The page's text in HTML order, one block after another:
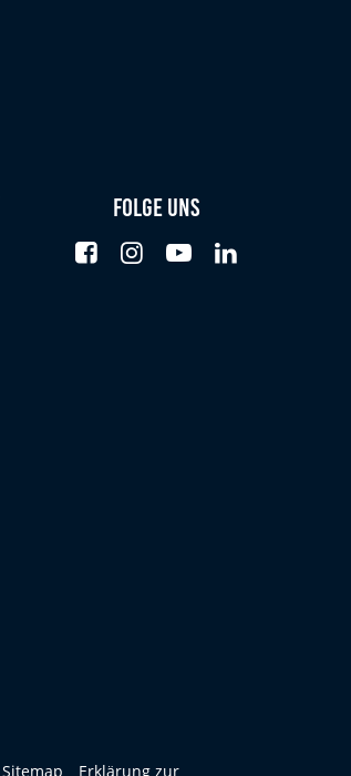
Folge uns
Sitemap Erklärung zur